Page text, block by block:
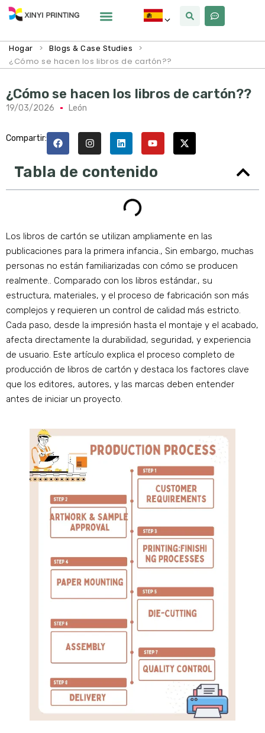
Hogar > Blogs & Case Studies
>
¿Cómo se hacen los libros de cartón??
¿Cómo se hacen los libros de cartón??
19/03/2026 León
Compartir:
Tabla de contenido
Los libros de cartón se utilizan ampliamente en las
publicaciones para la primera infancia., Sin embargo, muchas
personas no están familiarizadas con cómo se producen
realmente.. Comparado con los libros estándar., su
estructura, materiales, y el proceso de fabricación son más
complejos y requieren un control de calidad más estricto.
Cada paso, desde la impresión hasta el montaje y el acabado,
afecta directamente la durabilidad, seguridad, y experiencia
de usuario. Este artículo explica el proceso completo de
producción de libros de cartón y destaca los factores clave
que los editores, autores, y las marcas deben entender
antes de iniciar un proyecto.